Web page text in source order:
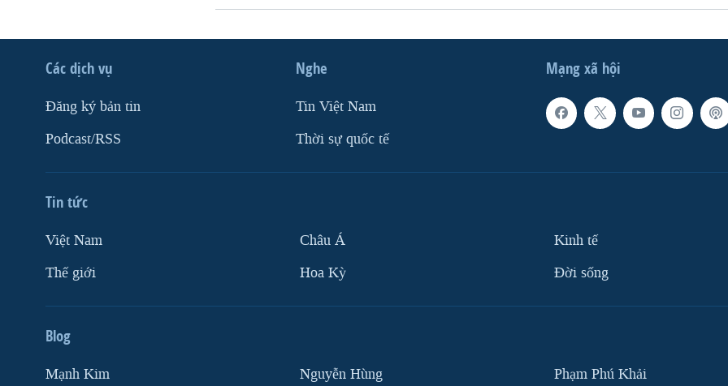
Mạng xã hội
Các dịch vụ
Ðăng ký bản tin
Podcast/RSS
Nghe
Tin Việt Nam
Thời sự quốc tế
Tin tức
Việt Nam
Thế giới
Châu Á
Hoa Kỳ
Kinh tế
Ðời sống
Blog
Mạnh Kim
Nguyễn Hùng
Phạm Phú Khải